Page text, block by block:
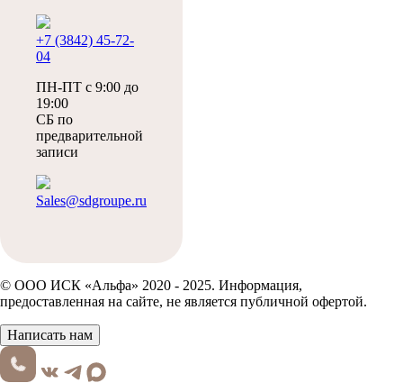
+7 (3842) 45-72-
04
ПН-ПТ с 9:00 до
19:00
СБ по
предварительной
записи
Sales@sdgroupe.ru
© ООО ИСК «Альфа» 2020 - 2025. Информация,
предоставленная на сайте, не является публичной офертой.
Написать нам